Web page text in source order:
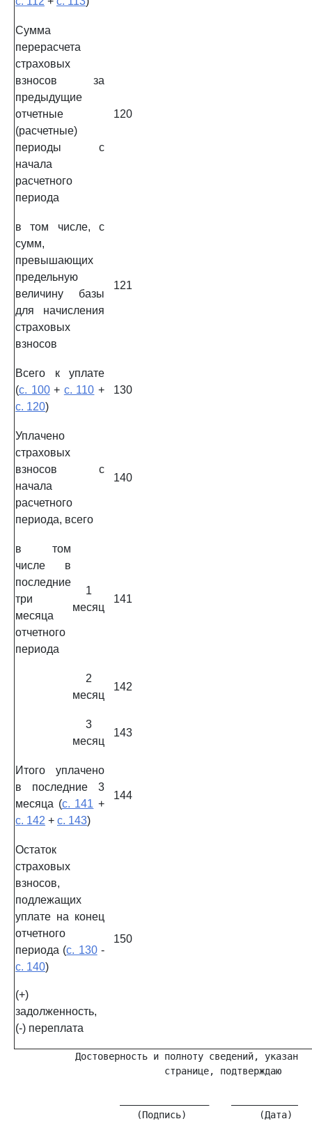
Сумма
перерасчета
страховых
взносов за
предыдущие
отчетные
(расчетные)
периоды с
начала
расчетного
периода
120
в том числе, с
сумм,
превышающих
предельную
величину базы
для начисления
страховых
взносов
121
Всего к уплате
(с. 100+ с. 110 +
с. 120)
130
Уплачено
страховых
взносов с
начала
расчетного
периода, всего
140
в том
числе в
последние
три
месяца
отчетного
периода
1
месяц
141
2
месяц
142
3
месяц
143
Итого уплачено
в последние 3
месяца (с. 141 +
с. 142 + с. 143)
144
Остаток
страховых
взносов,
подлежащих
уплате на конец
отчетного
периода (с. 130-
с. 140)
(+)
задолженность,
(-) переплата
150
Достоверность и полноту сведений,
                           странице, подтверждаю
                      (Подпись)             (Дата)